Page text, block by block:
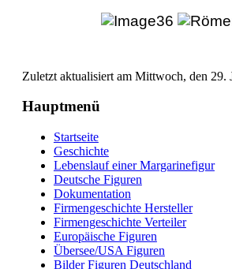
Zuletzt aktualisiert am Mittwoch, den 29.
Hauptmenü
Startseite
Geschichte
Lebenslauf einer Margarinefigur
Deutsche Figuren
Dokumentation
Firmengeschichte Hersteller
Firmengeschichte Verteiler
Europäische Figuren
Übersee/USA Figuren
Bilder Figuren Deutschland